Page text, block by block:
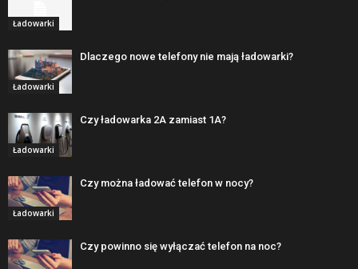
Ładowarki
Ładowarki
Dlaczego nowe telefony nie mają ładowarki?
Ładowarki
Czy ładowarka 2A zamiast 1A?
Ładowarki
Czy można ładować telefon w nocy?
Czy powinno się wyłączać telefon na noc?